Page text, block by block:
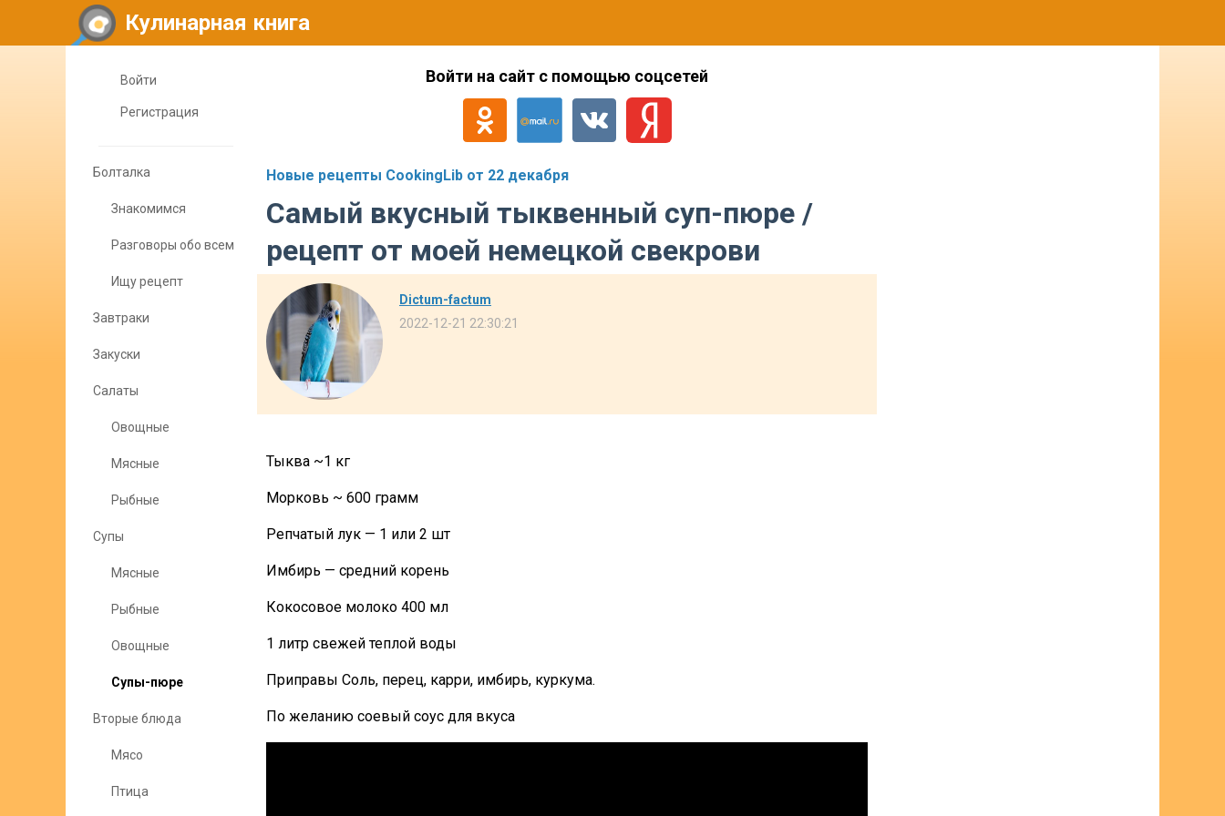
Кулинарная книга
Войти
Регистрация
Болталка
Знакомимся
Разговоры обо всем
Ищу рецепт
Завтраки
Закуски
Салаты
Овощные
Мясные
Рыбные
Супы
Мясные
Рыбные
Овощные
Супы-пюре
Вторые блюда
Мясо
Птица
Войти на сайт с помощью соцсетей
Новые рецепты CookingLib от 22 декабря
Самый вкусный тыквенный суп-пюре /
рецепт от моей немецкой свекрови
Dictum-factum
2022-12-21 22:30:21
Тыква ~1 кг
Морковь ~ 600 грамм
Репчатый лук — 1 или 2 шт
Имбирь — средний корень
Кокосовое молоко 400 мл
1 литр свежей теплой воды
Приправы Соль, перец, карри, имбирь, куркума.
По желанию соевый соус для вкуса